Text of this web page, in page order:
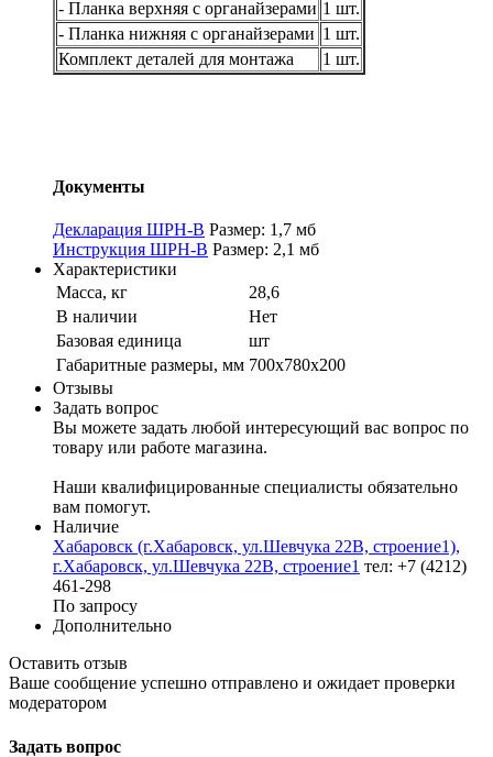
- Планка верхняя с органайзерами 1 шт.
- Планка нижняя с органайзерами 1 шт.
Комплект деталей для монтажа
1 шт.
Документы
Декларация ШРН-В Размер: 1,7 мб
Инструкция ШРН-В Размер: 2,1 мб
Характеристики
Масса, кг
28,6
В наличии
Нет
Базовая единица
шт
Габаритные размеры, мм 700х780х200
Отзывы
Задать вопрос
Вы можете задать любой интересующий вас вопрос по
товару или работе магазина.
Наши квалифицированные специалисты обязательно
вам помогут.
Наличие
Хабаровск (г.Хабаровск, ул.Шевчука 22В, строение1),
г.Хабаровск, ул.Шевчука 22В, строение1 тел: +7 (4212)
461-298
По запросу
Дополнительно
Оставить отзыв
Ваше сообщение успешно отправлено и ожидает проверки
модератором
Задать вопрос